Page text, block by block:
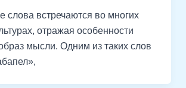
слова встречаются во многих
отражая особенности
мысли. Одним из таких слов